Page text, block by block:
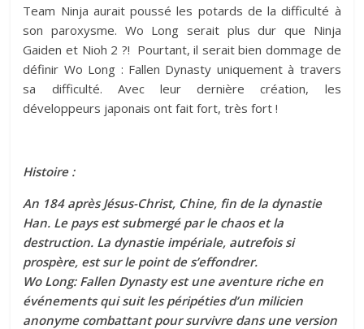
Team Ninja aurait poussé les potards de la difficulté à
son paroxysme. Wo Long serait plus dur que Ninja
Gaiden et Nioh 2 ?! Pourtant, il serait bien dommage de
définir Wo Long : Fallen Dynasty uniquement à travers
sa difficulté. Avec leur dernière création, les
développeurs japonais ont fait fort, très fort !
Histoire :
An 184 après Jésus-Christ, Chine, fin de la dynastie
Han. Le pays est submergé par le chaos et la
destruction. La dynastie impériale, autrefois si
prospère, est sur le point de s’effondrer.
Wo Long: Fallen Dynasty est une aventure riche en
événements qui suit les péripéties d’un milicien
anonyme combattant pour survivre dans une version